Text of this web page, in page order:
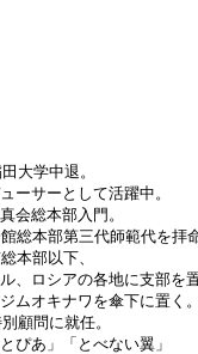
大学中退。
ーサーとして活躍中。
会総本部入門。
総本部第三代師範代を拝命
本部以下、
、ロシアの各地に支部を置
ムオキナワを傘下に置く。
顧問に就任。
ぴあ」「とべない翼」